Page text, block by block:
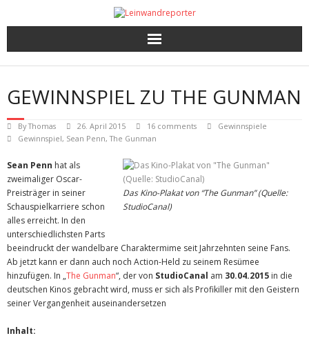
Kritiken
Filme und Serien nach Punkten
Premieren, Interviews und mehr
Gewinnspiele
GEWINNSPIEL ZU THE GUNMAN
ByThomas 26. April 2015 16 comments
Gewinnspiele
Gewinnspiel, Sean Penn,The Gunman
Das Kino-Plakat von “The Gunman” (Quelle:
StudioCanal)
Sean Penn hat als
zweimaliger Oscar-
Preisträger in seiner
Schauspielkarriere schon
alles erreicht. In den
unterschiedlichsten Parts
beeindruckt der wandelbare Charaktermime seit Jahrzehnten seine Fans.
Ab jetzt kann er dann auch noch Action-Held zu seinem Resümee
hinzufügen. In „The Gunman“, der von StudioCanal am 30.04.2015 in die
deutschen Kinos gebracht wird, muss er sich als Profikiller mit den Geistern
seiner Vergangenheit auseinandersetzen
Inhalt: